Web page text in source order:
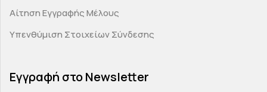
Αίτηση Εγγραφής Μέλους
Υπενθύμιση Στοιχείων Σύνδεσης
Εγγραφή στο Newsletter